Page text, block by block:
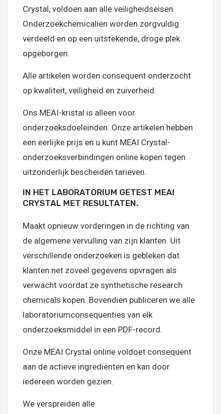
Crystal, voldoen aan alle veiligheidseisen.
Onderzoekchemicaliën worden zorgvuldig
verdeeld en op een uitstekende, droge plek
opgeborgen.
Alle artikelen worden consequent onderzocht
op kwaliteit, veiligheid en zuiverheid.
Ons MEAI-kristal is alleen voor
onderzoeksdoeleinden. Onze artikelen hebben
een eerlijke prijs en u kunt MEAI Crystal-
onderzoeksverbindingen online kopen tegen
uitzonderlijk bescheiden tarieven.
IN HET LABORATORIUM GETEST MEAI
CRYSTAL MET RESULTATEN.
Maakt opnieuw vorderingen in de richting van
de algemene vervulling van zijn klanten. Uit
verschillende onderzoeken is gebleken dat
klanten net zoveel gegevens opvragen als
verwacht voordat ze synthetische research
chemicals kopen. Bovendien publiceren we alle
laboratoriumconsequenties van elk
onderzoeksmiddel in een PDF-record.
Onze MEAI Crystal online voldoet consequent
aan de actieve ingrediënten en kan door
iedereen worden gezien.
We verspreiden alle